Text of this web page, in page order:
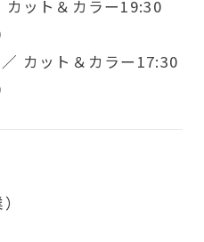
カット＆カラー19:30
カット＆カラー17:30